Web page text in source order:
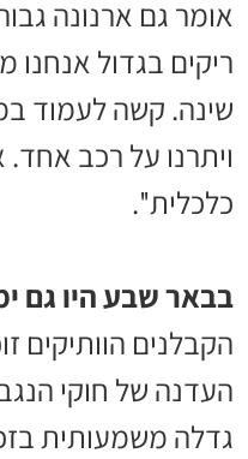
אומר גם ארנונה
ריקים בגדול
שינה. קשה לעמוד
ויתרנו על רכב
כלכלית''.
בבאר שבע היו גם
הקבלנים הוותיקים
העדנה של חוקי
גדלה משמעותית